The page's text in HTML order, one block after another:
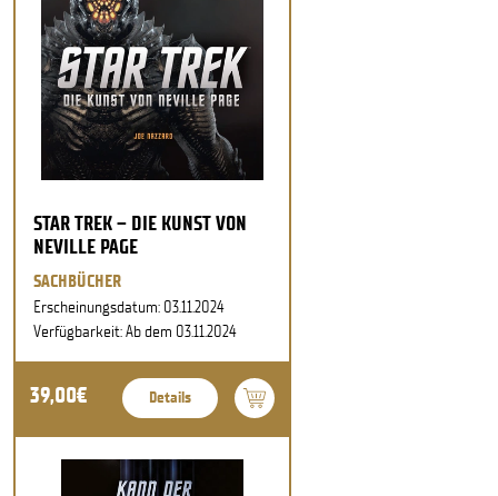
STAR TREK – DIE KUNST VON
NEVILLE PAGE
SACHBÜCHER
Erscheinungsdatum: 03.11.2024
Verfügbarkeit: Ab dem 03.11.2024
39,00€ Details